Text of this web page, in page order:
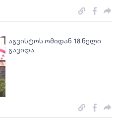
აგვისტოს ომიდან 18 წელი
გავიდა